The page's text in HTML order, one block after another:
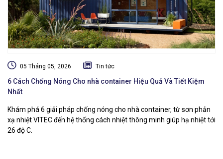
05 Tháng 05, 2026 Tin tức
6 Cách Chống Nóng Cho nhà container Hiệu Quả Và Tiết Kiệm
Nhất
Khám phá 6 giải pháp chống nóng cho nhà container, từ sơn phản
xạ nhiệt VITEC đến hệ thống cách nhiệt thông minh giúp hạ nhiệt tới
26 độ C.